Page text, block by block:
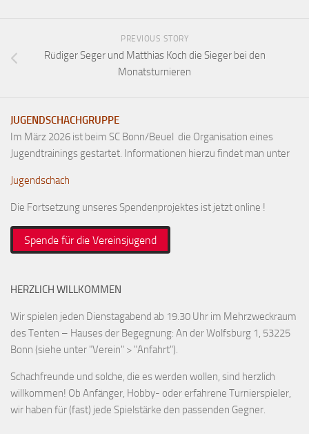
PREVIOUS STORY
Rüdiger Seger und Matthias Koch die Sieger bei den
Monatsturnieren
JUGENDSCHACHGRUPPE
Im März 2026 ist beim SC Bonn/Beuel die Organisation eines
Jugendtrainings gestartet. Informationen hierzu findet man unter
Jugendschach
Die Fortsetzung unseres Spendenprojektes ist jetzt online !
Spende für die Vereinsjugend
HERZLICH WILLKOMMEN
Wir spielen jeden Dienstagabend ab 19.30 Uhr im Mehrzweckraum
des Tenten – Hauses der Begegnung: An der Wolfsburg 1, 53225
Bonn (siehe unter "Verein" > "Anfahrt").
Schachfreunde und solche, die es werden wollen, sind herzlich
willkommen! Ob Anfänger, Hobby- oder erfahrene Turnierspieler,
wir haben für (fast) jede Spielstärke den passenden Gegner.